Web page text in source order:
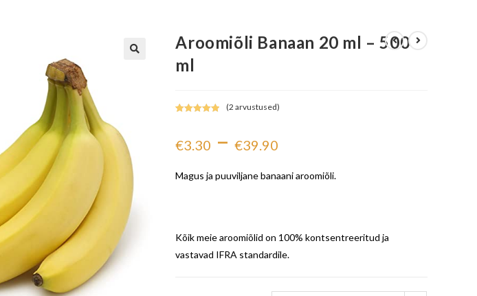
Aroomiõli Banaan 20 ml – 500
ml
kliendi
põhjal
(2 arvustused)
€3.30 – €39.90
Magus ja puuviljane banaani aroomiõli.
Kõik meie aroomiõlid on 100% kontsentreeritud ja
vastavad IFRA standardile.